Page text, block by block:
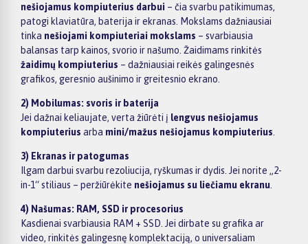
nešiojamus kompiuterius darbui – čia svarbu patikimumas,
patogi klaviatūra, baterija ir ekranas. Mokslams dažniausiai
tinka nešiojami kompiuteriai mokslams – svarbiausia
balansas tarp kainos, svorio ir našumo. Žaidimams rinkitės
žaidimų kompiuterius – dažniausiai reikės galingesnės
grafikos, geresnio aušinimo ir greitesnio ekrano.
2) Mobilumas: svoris ir baterija
Jei dažnai keliaujate, verta žiūrėti į lengvus nešiojamus
kompiuterius arba mini/mažus nešiojamus kompiuterius
3) Ekranas ir patogumas
Ilgam darbui svarbu rezoliucija, ryškumas ir dydis. Jei norite „2-
in-1“ stiliaus – peržiūrėkite nešiojamus su liečiamu ekranu
4) Našumas: RAM, SSD ir procesorius
Kasdienai svarbiausia RAM + SSD. Jei dirbate su grafika ar
video, rinkitės galingesnę komplektaciją, o universaliam